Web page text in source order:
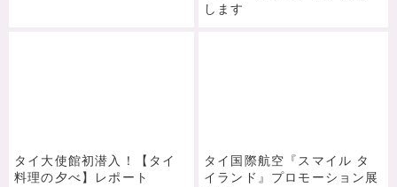
します
タイ大使館初潜入！【タイ
料理の夕べ】レポート
タイ国際航空『スマイル タ
イランド』プロモーション展